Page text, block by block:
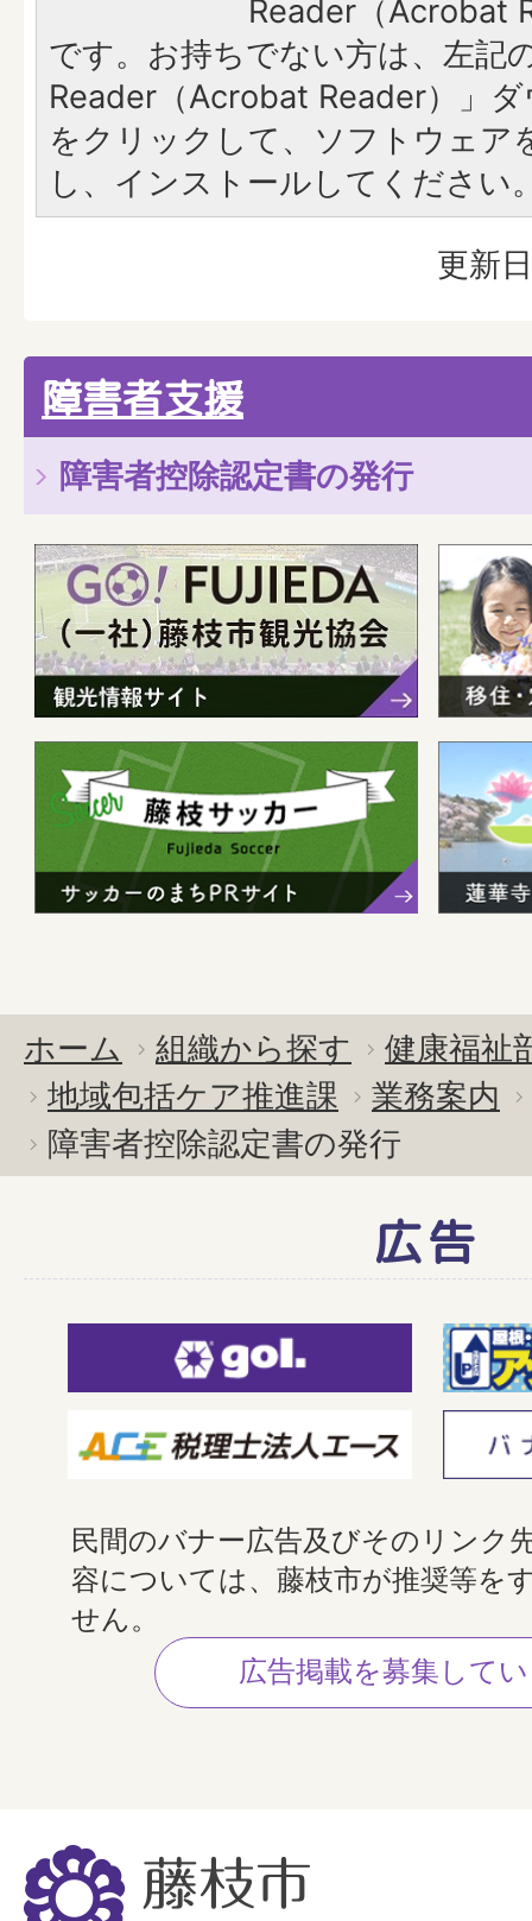
Reader（Acrobat
です。お持ちでない方は、左記
Reader（Acrobat Reader）」
をクリックして、ソフトウェア
し、インストールしてください
更新
障害者支援
障害者控除認定書の発行
ホーム 組織から探す
健康福祉
地域包括ケア推進課
業務案内
障害者控除認定書の発行
広告
民間のバナー広告及びそのリンク
容については、藤枝市が推奨等を
せん。
広告掲載を募集して
藤
枝